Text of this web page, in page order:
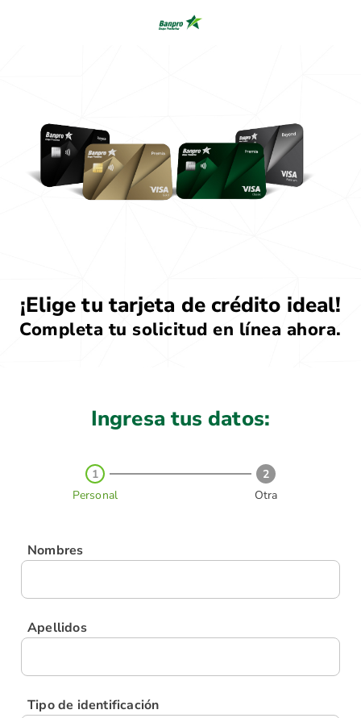
¡Elige tu tarjeta de crédito ideal!
Completa tu solicitud en línea ahora.
Ingresa tus datos:
1
Personal
2
Otra
Nombres
Apellidos
Tipo de identificación